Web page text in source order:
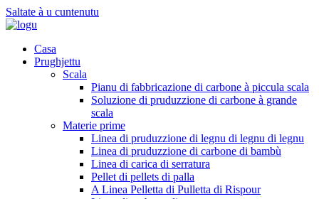
Saltate à u cuntenutu
Casa
Prughjettu
Scala
Pianu di fabbricazione di carbone à piccula scala
Soluzione di pruduzzione di carbone à grande
scala
Materie prime
Linea di pruduzzione di legnu di legnu di legnu
Linea di pruduzzione di carbone di bambù
Linea di carica di serratura
Pellet di pellets di palla
A Linea Pelletta di Pulletta di Rispour